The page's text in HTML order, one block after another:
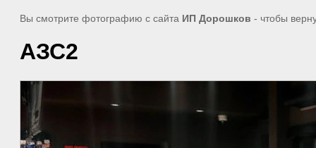
Вы смотрите фотографию с сайта ИП Дорошков - чтобы
АЗС2